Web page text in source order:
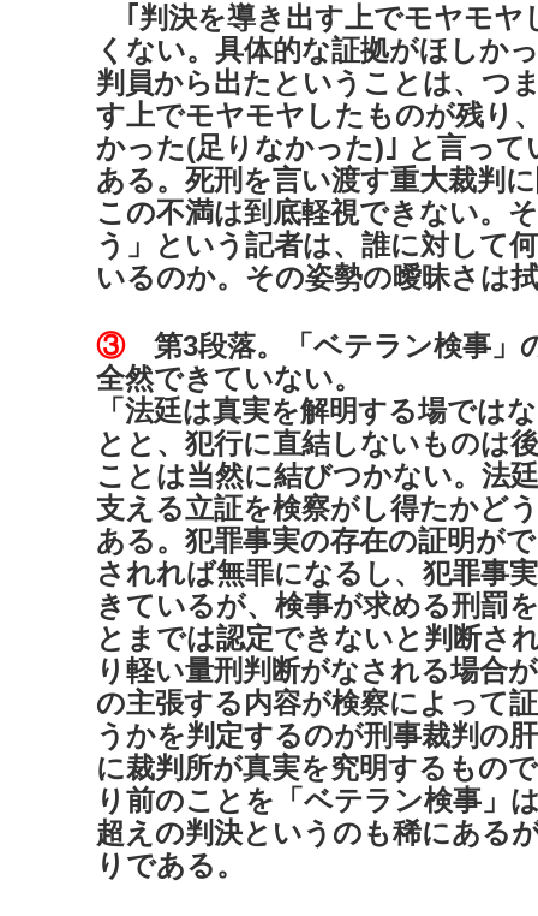
｢判決を導き出す上でモヤモヤ
くない。具体的な証拠がほしか
判員から出たということは、つ
す上でモヤモヤしたものが残り
かった(足りなかった)｣ と言っ
ある。死刑を言い渡す重大裁判
この不満は到底軽視できない。
う」という記者は、誰に対して
いるのか。その姿勢の曖昧さは
③ 第3段落。「ベテラン検事」
全然できていない。
「法廷は真実を解明する場では
とと、犯行に直結しないものは
ことは当然に結びつかない。法
支える立証を検察がし得たかど
ある。犯罪事実の存在の証明が
されれば無罪になるし、犯罪事
きているが、検事が求める刑罰
とまでは認定できないと判断さ
り軽い量刑判断がなされる場合
の主張する内容が検察によって
うかを判定するのが刑事裁判の
に裁判所が真実を究明するもの
り前のことを「ベテラン検事」
超えの判決というのも稀にある
りである。